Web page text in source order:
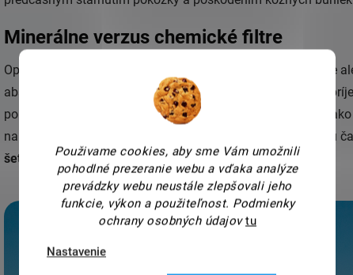
Použivame cookies, aby sme Vám umožnili
pohodlné prezeranie webu a vďaka analýze
prevádzky webu neustále zlepšovali jeho
funkcie, výkon a použiteľnost. Podmienky
ochrany osobných údajov tu
Nastavenie
Minerálne verzus chemické filtre
Opaľovacie prípravky môžu obsahovať chemické, minerálne
absorbujú UV žiarenie a premieňajú ho na teplo. Môžu byť
pokožke môžu niektorým deťom prekážať. Minerálne filtre, ako
na pokožke ochrannú vrstvu a pri citlivej detskej pokožke sú
šetrnejšie a menej dráždivé.